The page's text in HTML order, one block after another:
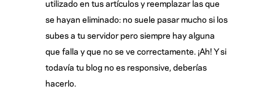
utilizado en tus artículos y reemplazar las que
se hayan eliminado: no suele pasar mucho si los
subes a tu servidor pero siempre hay alguna
que falla y que no se ve correctamente. ¡Ah! Y si
todavía tu blog no es responsive, deberías
hacerlo.